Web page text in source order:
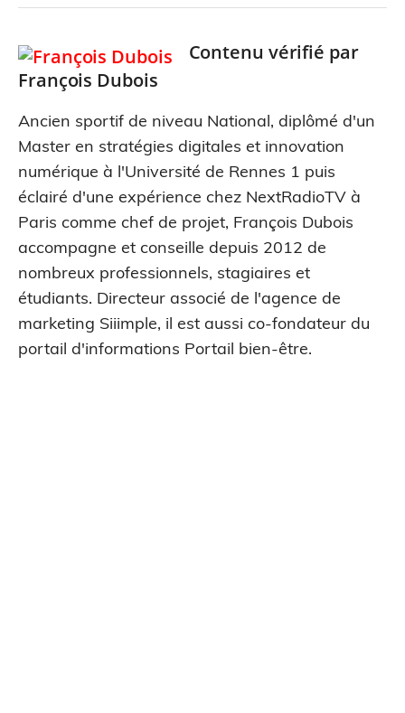
Contenu vérifié par
François Dubois
Ancien sportif de niveau National, diplômé d'un
Master en stratégies digitales et innovation
numérique à l'Université de Rennes 1 puis
éclairé d'une expérience chez NextRadioTV à
Paris comme chef de projet, François Dubois
accompagne et conseille depuis 2012 de
nombreux professionnels, stagiaires et
étudiants. Directeur associé de l'agence de
marketing Siiimple, il est aussi co-fondateur du
portail d'informations Portail bien-être.